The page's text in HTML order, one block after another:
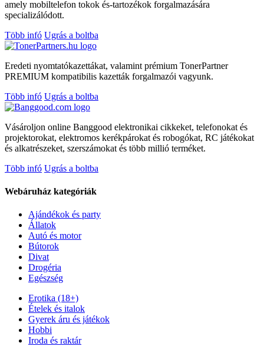
amely mobiltelefon tokok és-tartozékok forgalmazására
specializálódott.
Több infó Ugrás a boltba
Eredeti nyomtatókazettákat, valamint prémium TonerPartner
PREMIUM kompatibilis kazetták forgalmazói vagyunk.
Több infó Ugrás a boltba
Vásároljon online Banggood elektronikai cikkeket, telefonokat és
projektorokat, elektromos kerékpárokat és robogókat, RC játékokat
és alkatrészeket, szerszámokat és több millió terméket.
Több infó Ugrás a boltba
Webáruház kategóriák
Ajándékok és party
Állatok
Autó és motor
Bútorok
Divat
Drogéria
Egészség
Erotika (18+)
Ételek és italok
Gyerek áru és játékok
Hobbi
Iroda és raktár